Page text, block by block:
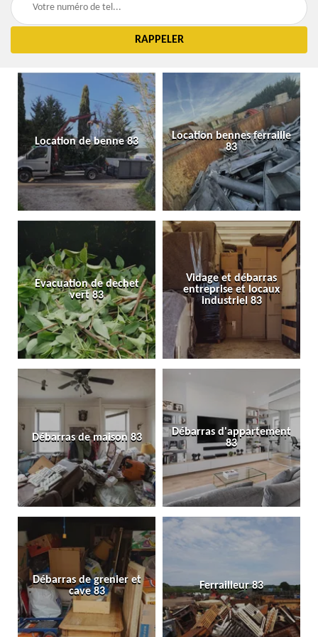
Location de benne 83
Location bennes ferraille
83
Evacuation de dechet
vert 83
Vidage et débarras
entreprise et locaux
industriel 83
Débarras de maison 83
Débarras d'appartement
83
Débarras de grenier et
cave 83
Ferrailleur 83